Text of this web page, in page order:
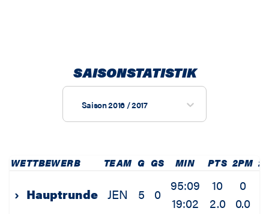
SAISONSTATISTIK
Saison 2016 / 2017
WETTBEWERB TEAM G GS MIN PTS 2PM
› Hauptrunde JEN 5 0
95:09
19:02
10
2.0
0
0.0